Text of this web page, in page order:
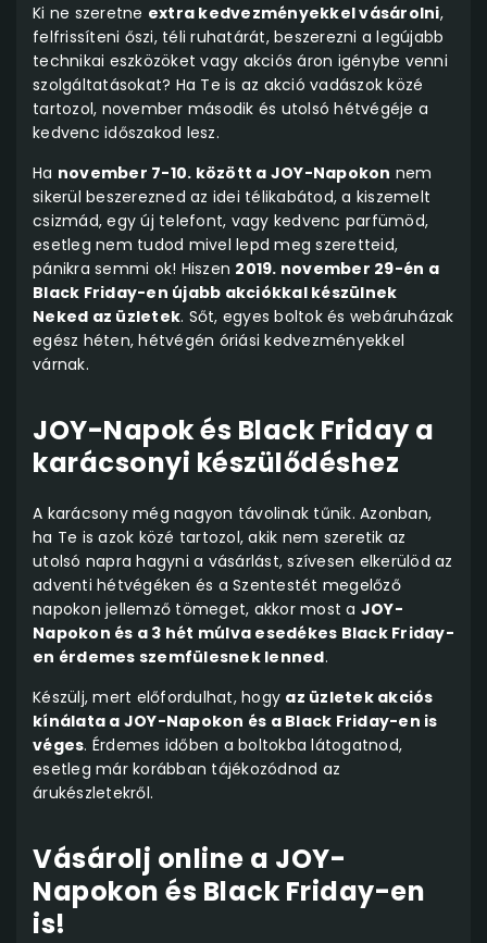
Ki ne szeretne extra kedvezményekkel vásárolni,
felfrissíteni őszi, téli ruhatárát, beszerezni a legújabb
technikai eszközöket vagy akciós áron igénybe venni
szolgáltatásokat? Ha Te is az akció vadászok közé
tartozol, november második és utolsó hétvégéje a
kedvenc időszakod lesz.
Ha november 7-10. között a JOY-Napokon nem
sikerül beszerezned az idei télikabátod, a kiszemelt
csizmád, egy új telefont, vagy kedvenc parfümöd,
esetleg nem tudod mivel lepd meg szeretteid,
pánikra semmi ok! Hiszen 2019. november 29-én a
Black Friday-en újabb akciókkal készülnek
Neked az üzletek. Sőt, egyes boltok és webáruházak
egész héten, hétvégén óriási kedvezményekkel
várnak.
JOY-Napok és Black Friday a
karácsonyi készülődéshez
A karácsony még nagyon távolinak tűnik. Azonban,
ha Te is azok közé tartozol, akik nem szeretik az
utolsó napra hagyni a vásárlást, szívesen elkerülöd az
adventi hétvégéken és a Szentestét megelőző
napokon jellemző tömeget, akkor most a JOY-
Napokon és a 3 hét múlva esedékes Black Friday-
en érdemes szemfülesnek lenned.
Készülj, mert előfordulhat, hogy az üzletek akciós
kínálata a JOY-Napokon és a Black Friday-en is
véges. Érdemes időben a boltokba látogatnod,
esetleg már korábban tájékozódnod az
árukészletekről.
Vásárolj online a JOY-
Napokon és Black Friday-en
is!